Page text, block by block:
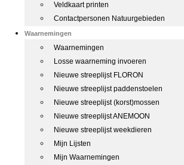
Veldkaart printen
Contactpersonen Natuurgebieden
Waarnemingen
Waarnemingen
Losse waarneming invoeren
Nieuwe streeplijst FLORON
Nieuwe streeplijst paddenstoelen
Nieuwe streeplijst (korst)mossen
Nieuwe streeplijst ANEMOON
Nieuwe streeplijst weekdieren
Mijn Lijsten
Mijn Waarnemingen